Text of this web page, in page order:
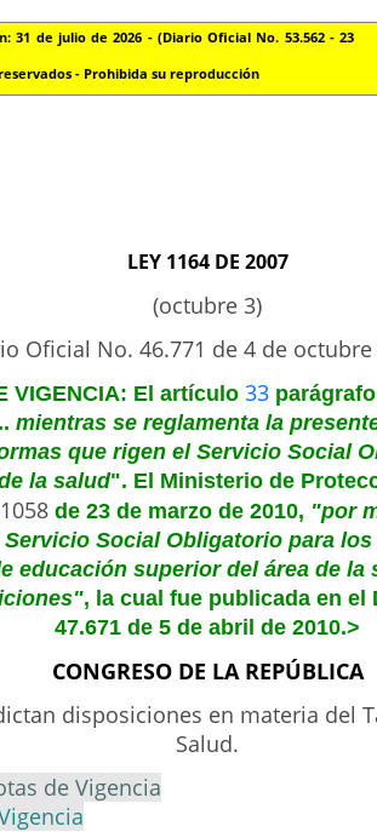
31 de julio de 2026 - (Diario Oficial No. 53.562 - 23
- Prohibida su reproducción
LEY 1164 DE 2007
(octubre 3)
Oficial No. 46.771 de 4 de octubre
VIGENCIA: El artículo 33
mientras se reglamenta la
que rigen el Servicio Social
la salud". El Ministerio de
1058 de 23 de marzo de 2010, "por
Social Obligatorio para
educación superior del área de la
, la cual fue publicada en el
47.671 de 5 de abril de 2010.>
CONGRESO DE LA REPÚBLICA
disposiciones en materia del
Salud.
de Vigencia